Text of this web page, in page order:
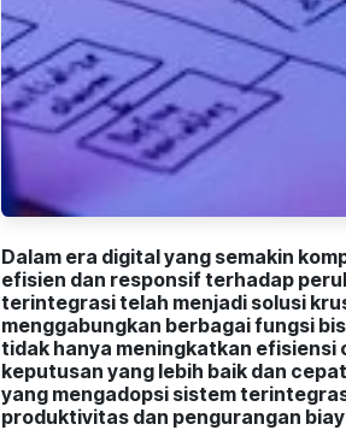
Dalam era digital yang semakin
efisien dan responsif terhadap
terintegrasi telah menjadi solusi
menggabungkan berbagai fungsi
tidak hanya meningkatkan efisiensi
keputusan yang lebih baik dan
yang mengadopsi sistem
produktivitas dan pengurangan